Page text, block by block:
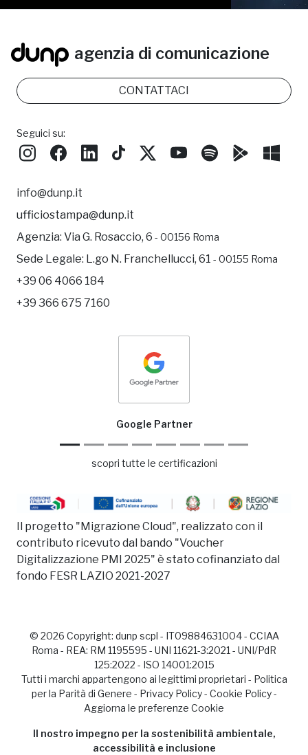
agenzia di comunicazione
CONTATTACI
Seguici su:
info@dunp.it
ufficiostampa@dunp.it
Agenzia: Via G. Rosaccio, 6 - 00156 Roma
Sede Legale: L.go N. Franchellucci, 61 - 00155 Roma
+39 06 4066 184
+39 366 675 7160
scopri tutte le certificazioni
Il progetto "Migrazione Cloud", realizzato con il
contributo ricevuto dal bando "Voucher
Digitalizzazione PMI 2025" è stato cofinanziato dal
fondo FESR LAZIO 2021-2027
© 2026 Copyright: dunp scpl - IT09884631004 - CCIAA
Roma - REA: RM 1195595 - UNI 11621-3:2021 - UNI/PdR
125:2022 - ISO 14001:2015
Tutti i marchi appartengono ai legittimi proprietari - Politica
per la Parità di Genere - Privacy Policy- Cookie Policy-
Aggiorna le preferenze Cookie
Il nostro impegno per la sostenibilità ambientale,
accessibilità e inclusione